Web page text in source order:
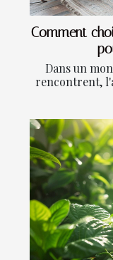
Comment
Dans un
rencontrent,